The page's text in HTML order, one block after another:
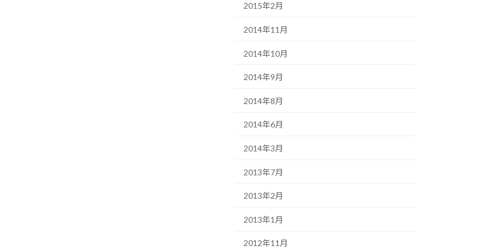
2015年2月
2014年11月
2014年10月
2014年9月
2014年8月
2014年6月
2014年3月
2013年7月
2013年2月
2013年1月
2012年11月